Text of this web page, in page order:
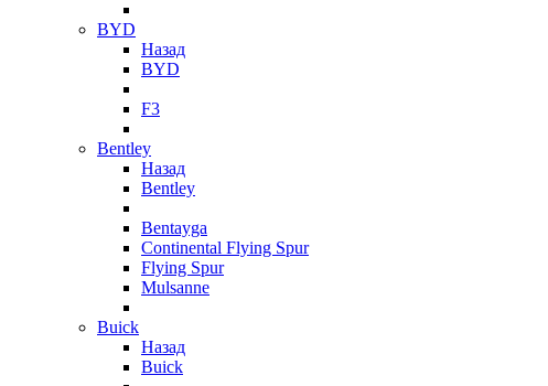
BYD
Назад
BYD
F3
Bentley
Назад
Bentley
Bentayga
Continental Flying Spur
Flying Spur
Mulsanne
Buick
Назад
Buick